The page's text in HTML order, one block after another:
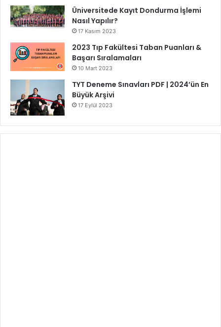
Üniversitede Kayıt Dondurma İşlemi
Nasıl Yapılır?
17 Kasım 2023
2023 Tıp Fakültesi Taban Puanları &
Başarı Sıralamaları
10 Mart 2023
TYT Deneme Sınavları PDF | 2024’ün En
Büyük Arşivi
17 Eylül 2023